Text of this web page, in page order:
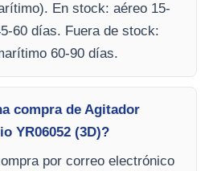
En stock: aéreo 15-
60 días. Fuera de stock:
60-90 días.
compra de Agitador
YR06052 (3D)?
por correo electrónico